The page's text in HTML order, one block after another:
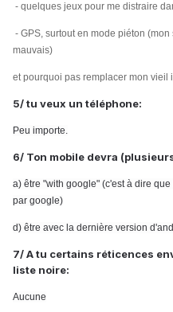
​ - quelques jeux pour me distraire
​ - GPS, surtout en mode piéton
mauvais)
et pourquoi pas remplacer mon vieil
5/ tu veux un téléphone:
Peu importe.
6/ Ton mobile devra
a) être "with google" (c'est à dire
par google)
d) être avec la dernière version
7/ A tu certains réticences
liste noire:
Aucune